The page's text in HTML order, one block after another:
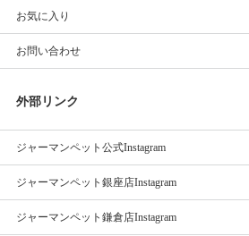
お気に入り
お問い合わせ
外部リンク
ジャーマンペット公式Instagram
ジャーマンペット銀座店Instagram
ジャーマンペット鎌倉店Instagram